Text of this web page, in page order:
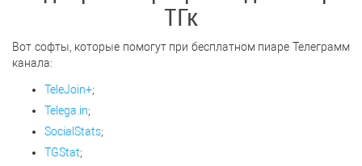
ТГк
Вот софты, которые помогут при бесплатном пиаре Телеграмм
канала:
TeleJoin+;
Telega.in;
SocialStats;
TGStat;